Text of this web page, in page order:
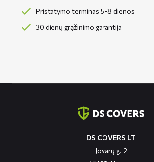
Pristatymo terminas 5-8 dienos
30 dienų grąžinimo garantija
DS COVERS LT
Jovarų g. 2